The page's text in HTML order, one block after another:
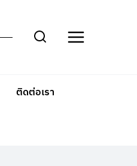
ติดต่อเรา